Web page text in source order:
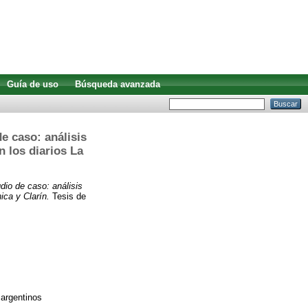
Guía de uso
Búsqueda avanzada
caso: análisis
los diarios La
de caso: análisis
y Clarín. Tesis de